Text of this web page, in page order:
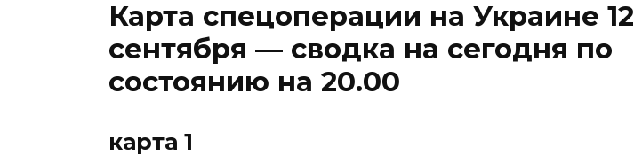
Карта спецоперации на Украине 12
сентября — сводка на сегодня по
состоянию на 20.00
карта 1